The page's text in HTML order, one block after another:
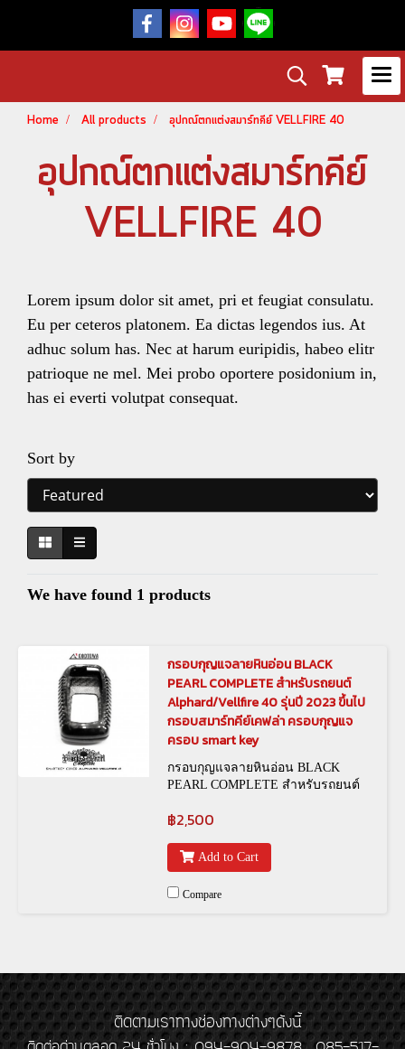
Home All products อุปกณ์ตกแต่งสมาร์ทคีย์ VELLFIRE 40
อุปกณ์ตกแต่งสมาร์ทคีย์
VELLFIRE 40
Lorem ipsum dolor sit amet, pri et feugiat consulatu.
Eu per ceteros platonem. Ea dictas legendos ius. At
adhuc solum has. Nec at harum euripidis, habeo elitr
patrioque ne mel. Mei probo oportere posidonium in,
has ei everti volutpat consequat.
Sort by
We have found 1 products
กรอบกุญแจลายหินอ่อน BLACK
PEARL COMPLETE สำหรับรถยนต์
Alphard/Vellfire 40 รุ่นปี 2023 ขึ้นไป
กรอบสมาร์ทคีย์เคฟล่า ครอบกุญแจ
ครอบ smart key
กรอบกุญแจลายหินอ่อน BLACK
PEARL COMPLETE สำหรับรถยนต์
฿2,500
Add to Cart
Compare
ติดตามเราทางช่องทางต่างๆดังนี้